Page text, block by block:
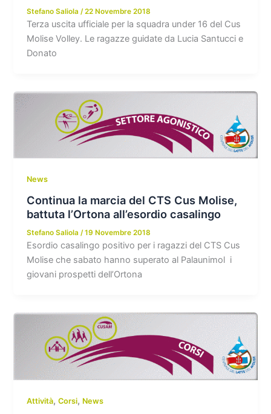
Stefano Saliola /22 Novembre 2018
Terza uscita ufficiale per la squadra under 16 del Cus
Molise Volley. Le ragazze guidate da Lucia Santucci e
Donato
News
Continua la marcia del CTS Cus Molise,
battuta l’Ortona all’esordio casalingo
Stefano Saliola/19 Novembre 2018
Esordio casalingo positivo per i ragazzi del CTS Cus
Molise che sabato hanno superato al Palaunimol i
giovani prospetti dell’Ortona
Attività,Corsi, News